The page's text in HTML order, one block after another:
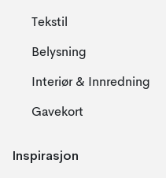
Tekstil
Belysning
Interiør & Innredning
Gavekort
Inspirasjon